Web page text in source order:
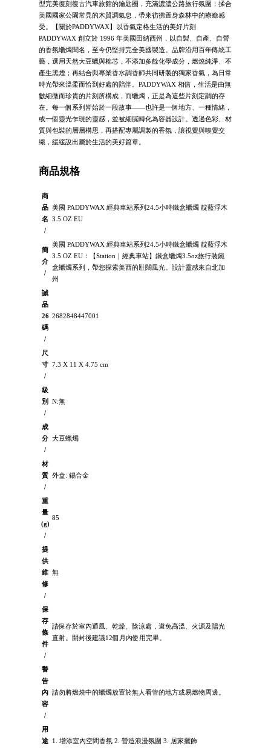
型完美復刻復古汽車旅館的鑰匙圈，充滿濃濃公路旅行氛圍；揉合
美國國家公園常見的木質調氣息，帶來彷彿置身森林中的療癒感
受。【關於PADDYWAX】以香氣定格生活的美好片刻
PADDYWAX 創立於 1996 年美國田納西州，以自製、自產、自營
的香氛蠟燭聞名，至今仍堅持完全美國製造。品牌沿用百年傳統工
藝，選用天然大豆蠟與棉芯，不添加多餘化學成分，燃燒純淨、不
產生黑煙；再結合與專業香水調香師共同研製的獨家香氣，為日常
時光帶來溫柔而恰到好處的陪伴。PADDYWAX 相信，生活是由無
數細微而珍貴的片刻所構成，而蠟燭，正是為這些片刻定調的存
在。每一個系列皆始於一段故事——也許是一個地方、一種情緒，
或一個靈光乍現的靈感，並被細膩轉化為容器設計。透過色彩、材
質與包裝的層層構思，再搭配專屬調製的香氛，讓視覺與嗅覺交
織，緩緩說出屬於生活的美好篇章。
商品規格
商
品
名
/
美國 PADDYWAX 經典車站系列24.5小時鐵盒蠟燭 靛藍浮木
3.5 OZ EU
簡
介
/
美國 PADDYWAX 經典車站系列24.5小時鐵盒蠟燭 靛藍浮木
3.5 OZ EU：【Station｜經典車站】鐵盒蠟燭3.5oz旅行裝鐵
盒蠟燭系列，帶您探索美西的壯闊風光。設計靈感來自北加
州
誠
品
26
碼
/
2682848447001
尺
寸
/
7.3 X 11 X 4.75 cm
級
別
/
N:無
成
分
/
大豆蠟燭
材
質
/
外盒: 錫合金
重
量
(g)
/
85
提
供
維
修
/
無
保
存
條
件
/
請保存於室內通風、乾燥、陰涼處，避免高溫、火源及陽光
直射。開封後建議12個月內使用完畢。
警
告
內
容
/
請勿將燃燒中的蠟燭放置於無人看管的地方或易燃物周邊。
用
途 1. 增添室內空間香氛 2. 營造浪漫氛圍 3. 居家擺飾